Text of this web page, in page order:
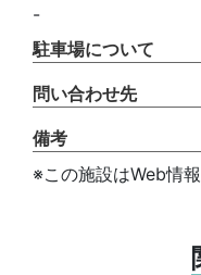
-
駐車場について
問い合わせ先
備考
※この施設はWeb情